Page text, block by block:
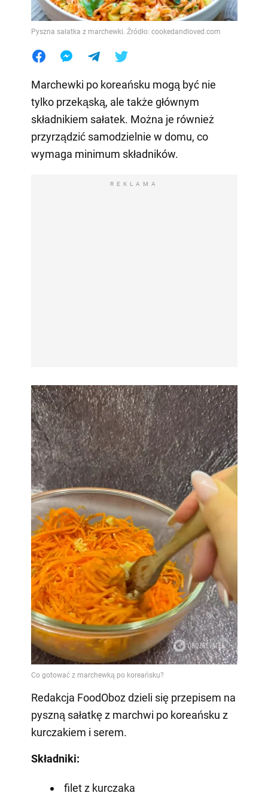
Pyszna sałatka z marchewki. Źródło: cookedandloved.com
Marchewki po koreańsku mogą być nie
tylko przekąską, ale także głównym
składnikiem sałatek. Można je również
przyrządzić samodzielnie w domu, co
wymaga minimum składników.
REKLAMA
Redakcja FoodOboz dzieli się przepisem na
pyszną sałatkę z marchwi po koreańsku z
kurczakiem i serem.
Składniki:
filet z kurczaka